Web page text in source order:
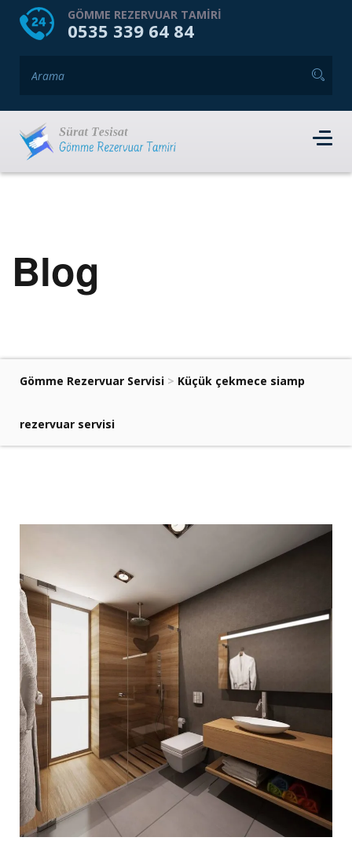
HOME HAKKIMIZDA
GÖMME REZERVUAR TAMIRI
0535 339 64 84
Blog
Gömme Rezervuar Servisi > Küçük çekmece siamp
rezervuar servisi